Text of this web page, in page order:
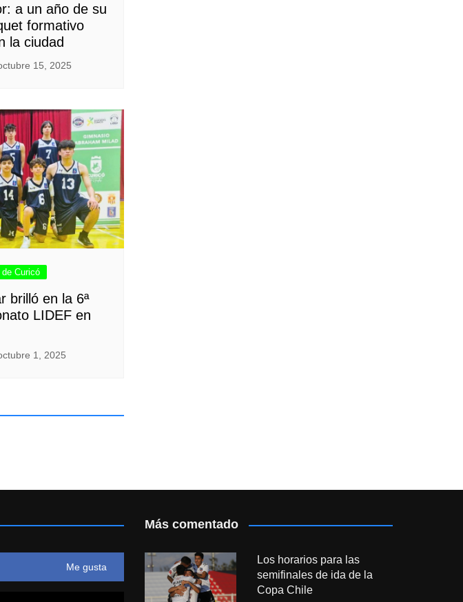
a un año de su
formativo
la ciudad
15, 2025
Curicó
brilló en la 6ª
LIDEF en
1, 2025
Me gusta
Más comentado
Los horarios para las
semifinales de ida de la
Copa Chile